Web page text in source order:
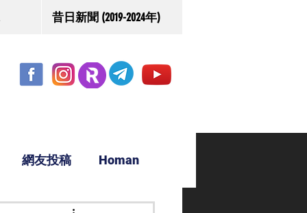
昔日新聞 (2019-2024年)
網友投稿 Homan